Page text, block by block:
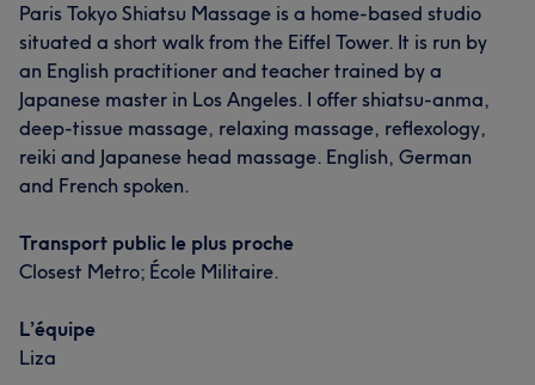
Paris Tokyo Shiatsu Massage is a home-based studio
situated a short walk from the Eiffel Tower. It is run by
an English practitioner and teacher trained by a
Japanese master in Los Angeles. I offer shiatsu-anma,
deep-tissue massage, relaxing massage, reflexology,
reiki and Japanese head massage. English, German
and French spoken.
Transport public le plus proche
Closest Metro; École Militaire.
L’équipe
Liza